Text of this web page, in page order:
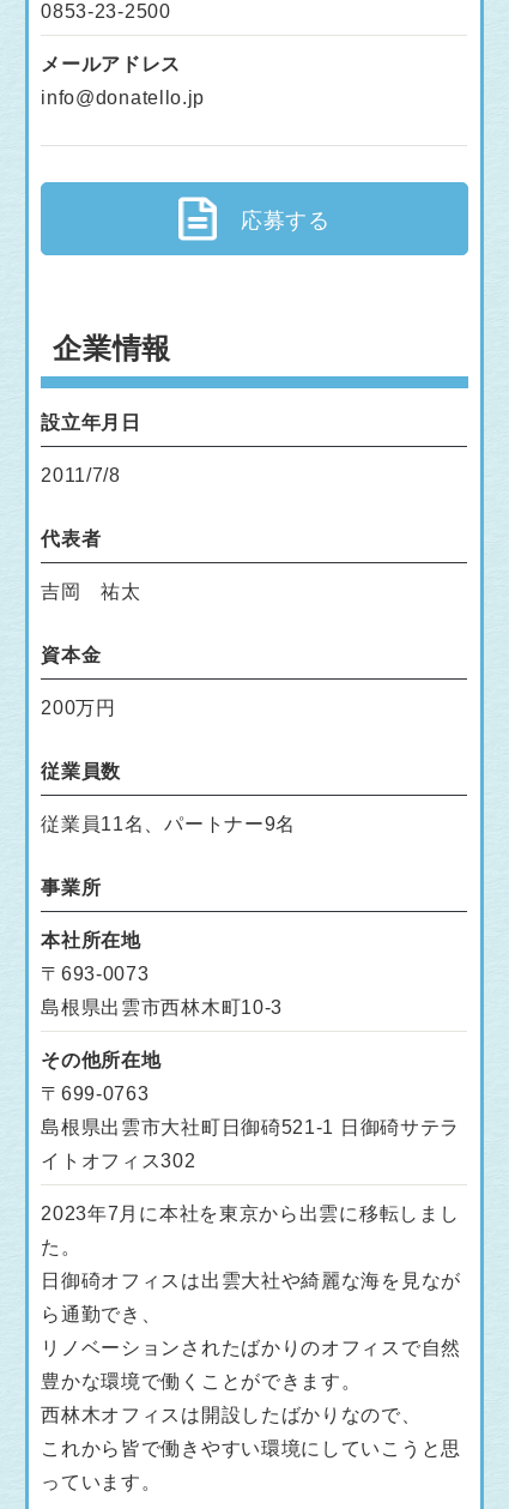
0853-23-2500
メールアドレス
info@donatello.jp
応募する
企業情報
設立年月日
2011/7/8
代表者
吉岡 祐太
資本金
200万円
従業員数
従業員11名、パートナー9名
事業所
本社所在地
〒693-0073
島根県出雲市西林木町10-3
その他所在地
〒699-0763
島根県出雲市大社町日御碕521-1 日御碕サテラ
イトオフィス302
2023年7月に本社を東京から出雲に移転しまし
た。
日御碕オフィスは出雲大社や綺麗な海を見なが
ら通勤でき、
リノベーションされたばかりのオフィスで自然
豊かな環境で働くことができます。
西林木オフィスは開設したばかりなので、
これから皆で働きやすい環境にしていこうと思
っています。